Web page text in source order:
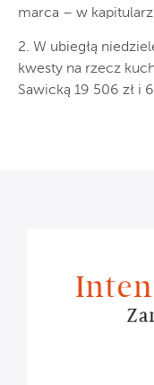
marca – w
2. W ubiegłą
kwesty na rzecz
Sawicką 19 506 zł i